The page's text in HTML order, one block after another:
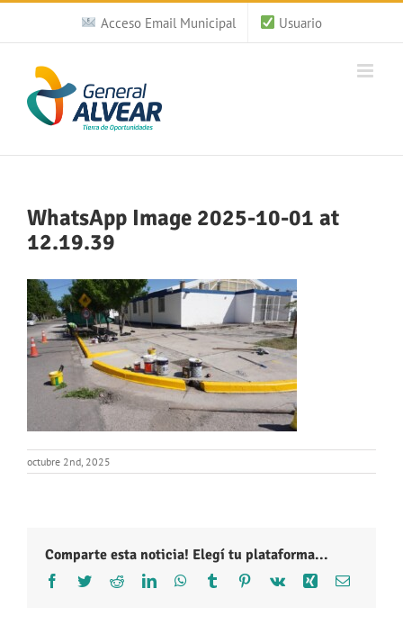
Saltar
contenido
Acceso Email Municipal Usuario
WhatsApp Image 2025-10-01 at
12.19.39
octubre 2nd, 2025
Comparte esta noticia! Elegí tu plataforma...
Facebook
TwitterRedditLinkedInWhatsApp
Tumblr Pinterest
Vk Xing Correo